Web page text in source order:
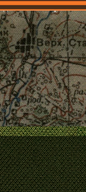
Проекты